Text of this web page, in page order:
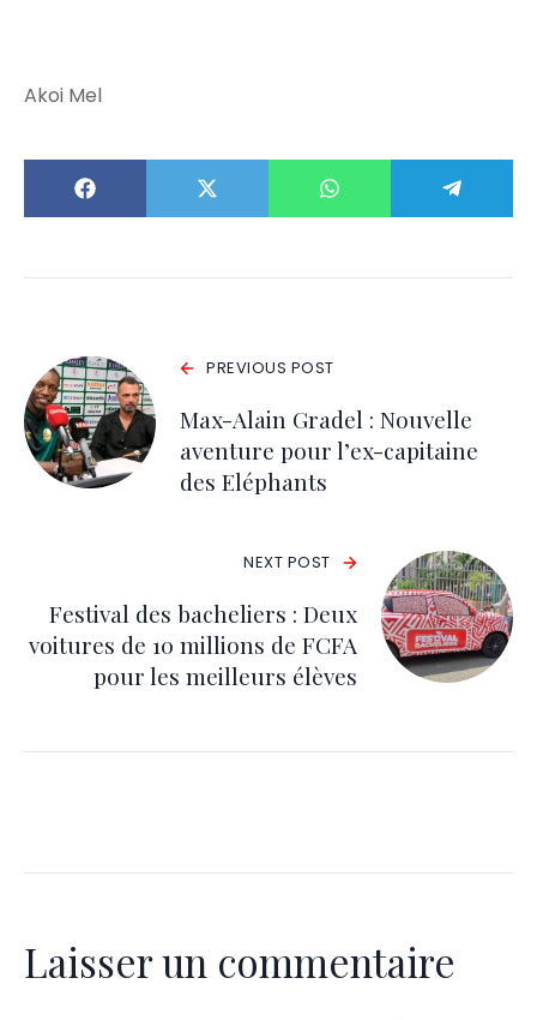
Akoi Mel
PREVIOUS POST
Max-Alain Gradel : Nouvelle
aventure pour l’ex-capitaine
des Eléphants
NEXT POST
Festival des bacheliers : Deux
voitures de 10 millions de FCFA
pour les meilleurs élèves
Laisser un commentaire